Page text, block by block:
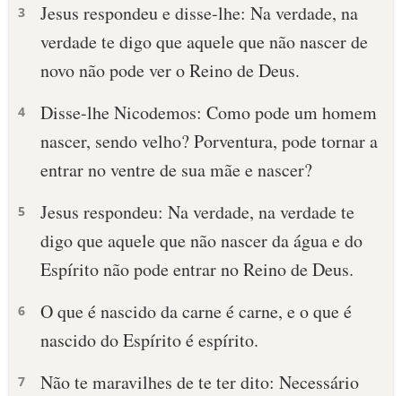
3
Jesus respondeu e disse-lhe: Na verdade, na
verdade te digo que aquele que não nascer de
novo não pode ver o Reino de Deus.
4
Disse-lhe Nicodemos: Como pode um homem
nascer, sendo velho? Porventura, pode tornar a
entrar no ventre de sua mãe e nascer?
5
Jesus respondeu: Na verdade, na verdade te
digo que aquele que não nascer da água e do
Espírito não pode entrar no Reino de Deus.
6
O que é nascido da carne é carne, e o que é
nascido do Espírito é espírito.
7
Não te maravilhes de te ter dito: Necessário